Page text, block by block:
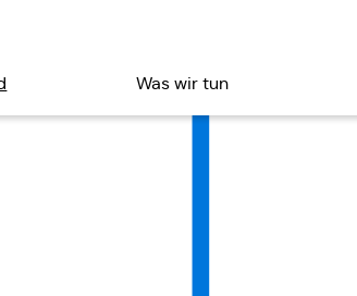
Was wir tun